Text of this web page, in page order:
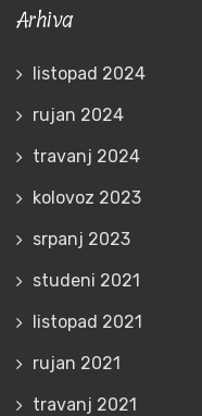
Arhiva
listopad 2024
rujan 2024
travanj 2024
kolovoz 2023
srpanj 2023
studeni 2021
listopad 2021
rujan 2021
travanj 2021